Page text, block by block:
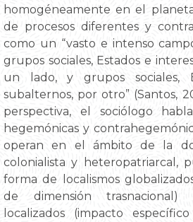
homogéneamente en el
de procesos diferentes y
como un “vasto e intenso
grupos sociales, Estados e
un lado, y grupos sociales,
subalternos, por otro” (Santos,
perspectiva, el sociólogo
hegemónicas y
operan en el ámbito de la
colonialista y heteropatriarcal,
forma de localismos
de dimensión
localizados (impacto